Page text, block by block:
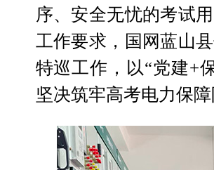
序、安全无忧的考试
工作要求，国网蓝山
特巡工作，以“党建+
坚决筑牢高考电力保